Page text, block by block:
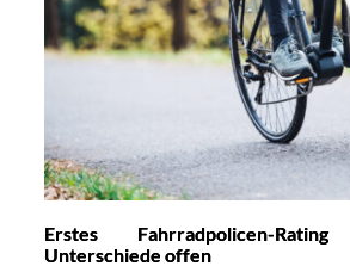
Erstes Fahrradpolicen-
Unterschiede offen